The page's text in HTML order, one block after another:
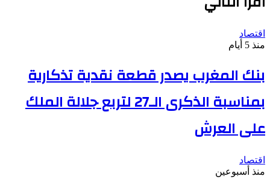
اقتصاد
منذ 5 أيام
بنك المغرب يصدر قطعة نقدية تذكارية
بمناسبة الذكرى الـ27 لتربع جلالة الملك
على العرش
اقتصاد
منذ أسبوعين